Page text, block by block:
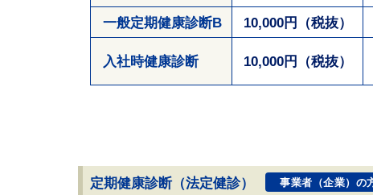
一般定期健康診断B 10,000円（税抜）
入社時健康診断 10,000円（税抜）
定期健康診断（法定健診） 事業者（企業）の